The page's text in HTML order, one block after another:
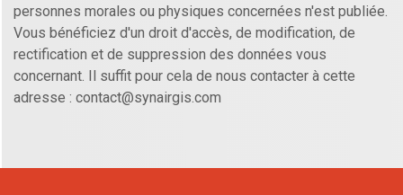
personnes morales ou physiques concernées n'est publiée.
Vous bénéficiez d'un droit d'accès, de modification, de
rectification et de suppression des données vous
concernant. Il suffit pour cela de nous contacter à cette
adresse : contact@synairgis.com